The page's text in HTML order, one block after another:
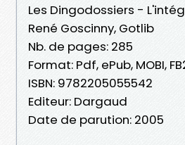
Les Dingodossiers -
René Goscinny, Gotlib
Nb. de pages: 285
Format: Pdf, ePub, MOBI,
ISBN: 9782205055542
Editeur: Dargaud
Date de parution: 2005